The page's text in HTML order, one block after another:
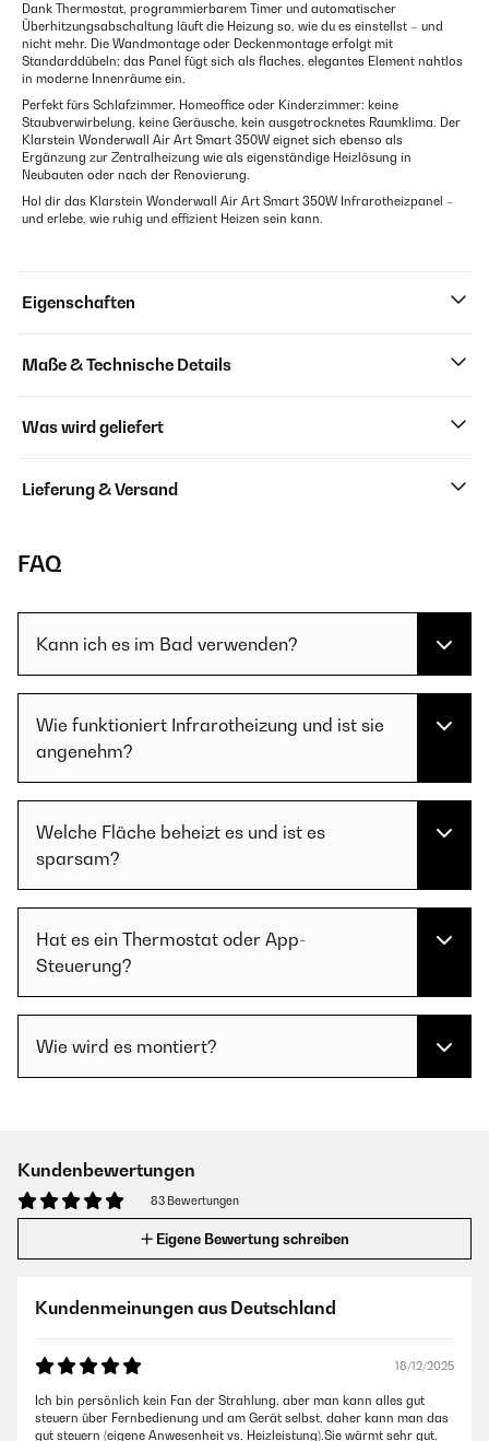
Dank Thermostat, programmierbarem Timer und automatischer
Überhitzungsabschaltung läuft die Heizung so, wie du es einstellst – und
nicht mehr. Die Wandmontage oder Deckenmontage erfolgt mit
Standarddübeln; das Panel fügt sich als flaches, elegantes Element nahtlos
in moderne Innenräume ein.
Perfekt fürs Schlafzimmer, Homeoffice oder Kinderzimmer: keine
Staubverwirbelung, keine Geräusche, kein ausgetrocknetes Raumklima. Der
Klarstein Wonderwall Air Art Smart 350W eignet sich ebenso als
Ergänzung zur Zentralheizung wie als eigenständige Heizlösung in
Neubauten oder nach der Renovierung.
Hol dir das Klarstein Wonderwall Air Art Smart 350W Infrarotheizpanel –
und erlebe, wie ruhig und effizient Heizen sein kann.
Eigenschaften
Maße & Technische Details
Was wird geliefert
Lieferung & Versand
FAQ
Kann ich es im Bad verwenden?
Wie funktioniert Infrarotheizung und ist sie
angenehm?
Welche Fläche beheizt es und ist es
sparsam?
Hat es ein Thermostat oder App-
Steuerung?
Wie wird es montiert?
Kundenbewertungen
83 Bewertungen
Eigene Bewertung schreiben
Kundenmeinungen aus Deutschland
18/12/2025
Ich bin persönlich kein Fan der Strahlung, aber man kann alles gut
steuern über Fernbedienung und am Gerät selbst, daher kann man das
gut steuern (eigene Anwesenheit vs. Heizleistung).Sie wärmt sehr gut,